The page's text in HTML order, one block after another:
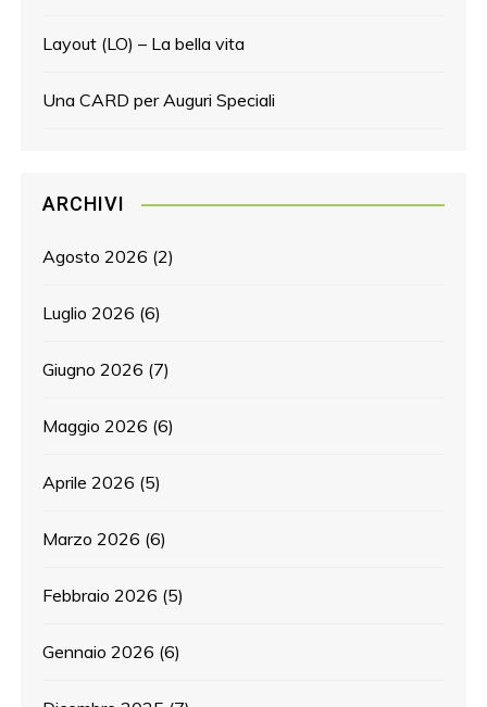
Layout (LO) – La bella vita
Una CARD per Auguri Speciali
ARCHIVI
Agosto 2026 (2)
Luglio 2026 (6)
Giugno 2026 (7)
Maggio 2026 (6)
Aprile 2026 (5)
Marzo 2026 (6)
Febbraio 2026 (5)
Gennaio 2026 (6)